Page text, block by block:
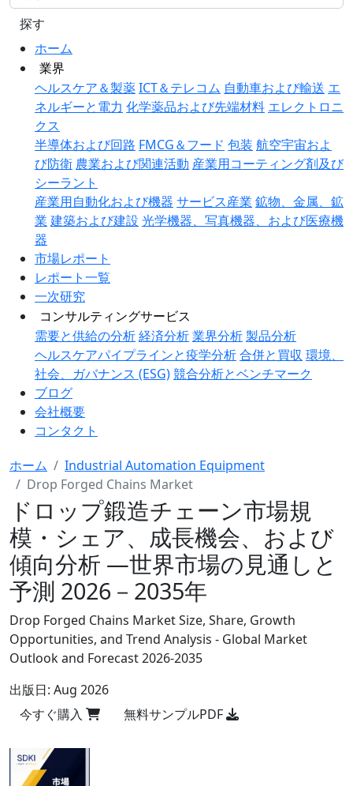
ホーム
業界
ヘルスケア＆製薬ICT＆テレコム 自動車および輸送 エ
ネルギーと電力 化学薬品および先端材料 エレクトロニ
クス
半導体および回路 FMCG＆フード 包装 航空宇宙およ
び防衛 農業および関連活動 産業用コーティング剤及び
シーラント
産業用自動化および機器 サービス産業 鉱物、金属、鉱
業 建築および建設 光学機器、写真機器、および医療機
器
市場レポート
レポート一覧
一次研究
コンサルティングサービス
需要と供給の分析経済分析業界分析製品分析
ヘルスケアパイプラインと疫学分析合併と買収 環境、
社会、ガバナンス (ESG)競合分析とベンチマーク
ブログ
会社概要
コンタクト
探す
ホーム
Industrial Automation Equipment
Drop Forged Chains Market
ドロップ鍛造チェーン市場規
模・シェア、成長機会、および
傾向分析 ―世界市場の見通しと
予測 2026－2035年
Drop Forged Chains Market Size, Share, Growth
Opportunities, and Trend Analysis - Global Market
Outlook and Forecast 2026-2035
出版日: Aug 2026
今すぐ購入
無料サンプルPDF